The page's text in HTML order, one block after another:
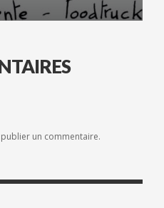
un commentaire.